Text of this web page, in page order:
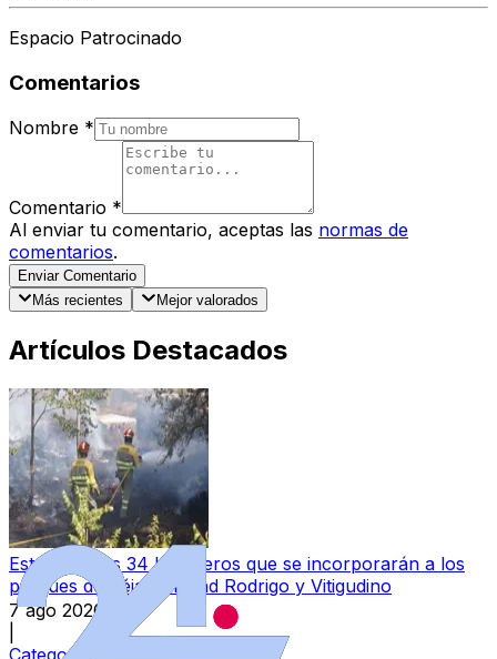
Espacio Patrocinado
Comentarios
Nombre *
Comentario *
Al enviar tu comentario, aceptas las normas de
comentarios.
Enviar Comentario
Más recientes
Mejor valorados
Artículos Destacados
Estos son los 34 bomberos que se incorporarán a los
parques de Béjar, Ciudad Rodrigo y Vitigudino
7 ago 2026